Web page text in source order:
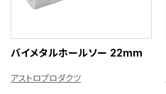
バイメタルホールソー 22mm
アストロプロダクツ